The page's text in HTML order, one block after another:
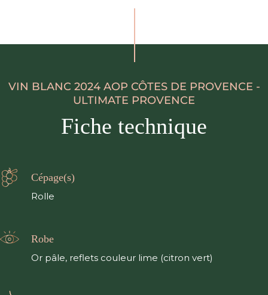
VIN BLANC 2024 AOP CÔTES DE PROVENCE -
ULTIMATE PROVENCE
Fiche technique
Cépage(s)
Rolle
Robe
Or pâle, reflets couleur lime (citron vert)